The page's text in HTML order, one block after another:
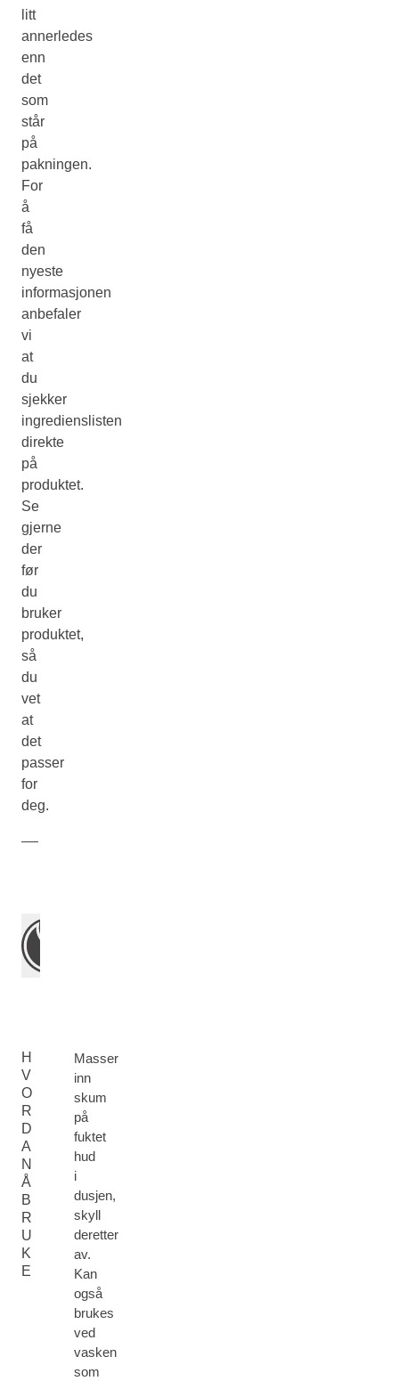
litt
annerledes
enn
det
som
står
på
pakningen.
For
å
få
den
nyeste
informasjonen
anbefaler
vi
at
du
sjekker
ingredienslisten
direkte
på
produktet.
Se
gjerne
der
før
du
bruker
produktet,
så
du
vet
at
det
passer
for
deg.
H
V
O
R
D
A
N
Å
B
R
U
K
E
Masser
inn
skum
på
fuktet
hud
i
dusjen,
skyll
deretter
av.
Kan
også
brukes
ved
vasken
som